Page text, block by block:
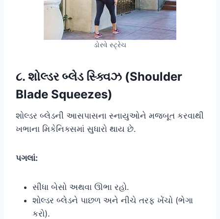
ડોરવે સ્ટ્રેચ
૮. શોલ્ડર બ્લેડ સ્ક્વિઝ (Shoulder
Blade Squeezes)
શોલ્ડર બ્લેડની આસપાસના સ્નાયુઓને મજબૂત કરવાથી
ખભાના મિકેનિક્સમાં સુધારો થાય છે.
પગલાં:
સીધા બેસો અથવા ઊભા રહો.
શોલ્ડર બ્લેડને પાછળ અને નીચે તરફ ખેંચો (ભેગા
કરો).